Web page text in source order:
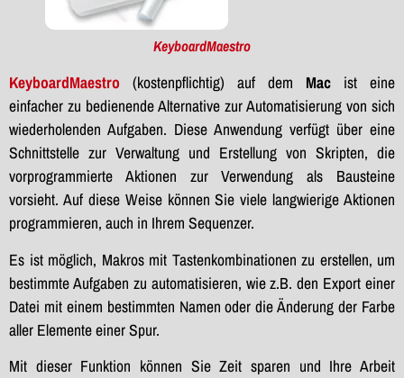
KeyboardMaestro
KeyboardMaestro (kostenpflichtig) auf dem Mac ist eine
einfacher zu bedienende Alternative zur Automatisierung von sich
wiederholenden Aufgaben. Diese Anwendung verfügt über eine
Schnittstelle zur Verwaltung und Erstellung von Skripten, die
vorprogrammierte Aktionen zur Verwendung als Bausteine
vorsieht. Auf diese Weise können Sie viele langwierige Aktionen
programmieren, auch in Ihrem Sequenzer.
Es ist möglich, Makros mit Tastenkombinationen zu erstellen, um
bestimmte Aufgaben zu automatisieren, wie z.B. den Export einer
Datei mit einem bestimmten Namen oder die Änderung der Farbe
aller Elemente einer Spur.
Mit dieser Funktion können Sie Zeit sparen und Ihre Arbeit